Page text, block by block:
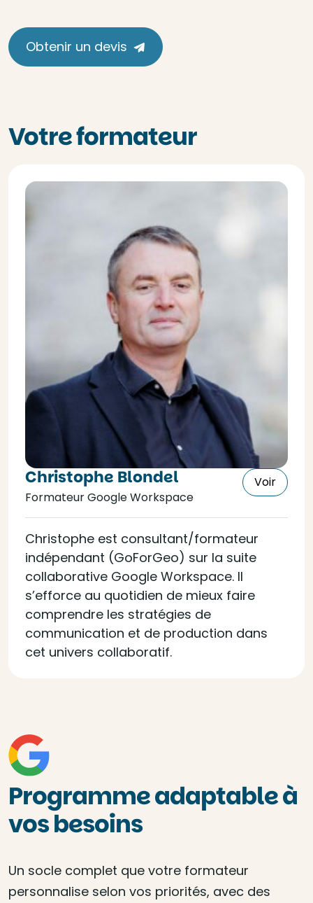
Obtenir un devis
Votre formateur
Christophe Blondel
Formateur Google Workspace
Voir
Christophe est consultant/formateur
indépendant (GoForGeo) sur la suite
collaborative Google Workspace. Il
s’efforce au quotidien de mieux faire
comprendre les stratégies de
communication et de production dans
cet univers collaboratif.
Programme adaptable à
vos besoins
Un socle complet que votre formateur
personnalise selon vos priorités, avec des